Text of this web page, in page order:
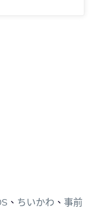
、 ちいかわ 、 事前